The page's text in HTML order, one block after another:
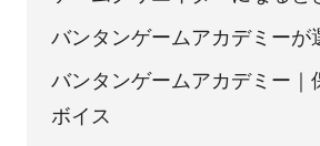
バンタンゲームアカデミーが
バンタンゲームアカデミー｜
ボイス